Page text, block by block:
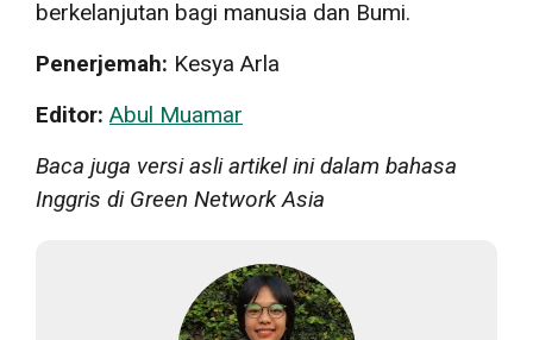
berkelanjutan bagi manusia dan Bumi.
Penerjemah: Kesya Arla
Editor: Abul Muamar
Baca juga versi asli artikel ini dalam bahasa
Inggris di Green Network Asia